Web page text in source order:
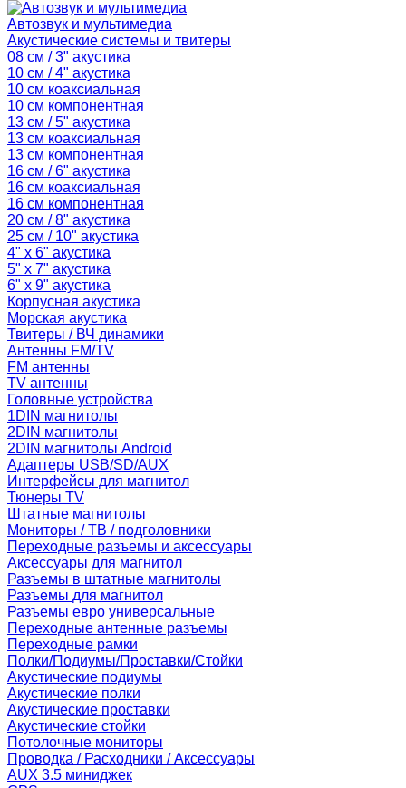
Автозвук и мультимедиа
Акустические системы и твитеры
08 см / 3" акустика
10 см / 4" акустика
10 см коаксиальная
10 см компонентная
13 см / 5" акустика
13 см коаксиальная
13 см компонентная
16 см / 6" акустика
16 см коаксиальная
16 см компонентная
20 см / 8" акустика
25 см / 10" акустика
4" x 6" акустика
5" x 7" акустика
6" x 9" акустика
Корпусная акустика
Морская акустика
Твитеры / ВЧ динамики
Антенны FM/TV
FM антенны
TV антенны
Головные устройства
1DIN магнитолы
2DIN магнитолы
2DIN магнитолы Android
Адаптеры USB/SD/AUX
Интерфейсы для магнитол
Тюнеры TV
Штатные магнитолы
Мониторы / ТВ / подголовники
Переходные разъемы и аксессуары
Аксессуары для магнитол
Разъемы в штатные магнитолы
Разъемы для магнитол
Разъемы евро универсальные
Переходные антенные разъемы
Переходные рамки
Полки/Подиумы/Проставки/Стойки
Акустические подиумы
Акустические полки
Акустические проставки
Акустические стойки
Потолочные мониторы
Проводка / Расходники / Аксессуары
AUX 3.5 миниджек